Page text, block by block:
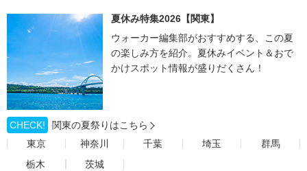
夏休み特集2026【関東】
ウォーカー編集部がおすすめする、この夏
の楽しみ方を紹介。夏休みイベント＆おで
かけスポット情報が盛りだくさん！
CHECK!
関東の夏祭りはこちら
東京
神奈川 千葉 埼玉
群馬
栃木
茨城